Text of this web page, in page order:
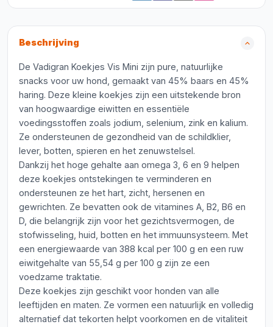
Beschrijving
De Vadigran Koekjes Vis Mini zijn pure, natuurlijke
snacks voor uw hond, gemaakt van 45% baars en 45%
haring. Deze kleine koekjes zijn een uitstekende bron
van hoogwaardige eiwitten en essentiële
voedingsstoffen zoals jodium, selenium, zink en kalium.
Ze ondersteunen de gezondheid van de schildklier,
lever, botten, spieren en het zenuwstelsel.
Dankzij het hoge gehalte aan omega 3, 6 en 9 helpen
deze koekjes ontstekingen te verminderen en
ondersteunen ze het hart, zicht, hersenen en
gewrichten. Ze bevatten ook de vitamines A, B2, B6 en
D, die belangrijk zijn voor het gezichtsvermogen, de
stofwisseling, huid, botten en het immuunsysteem. Met
een energiewaarde van 388 kcal per 100 g en een ruw
eiwitgehalte van 55,54 g per 100 g zijn ze een
voedzame traktatie.
Deze koekjes zijn geschikt voor honden van alle
leeftijden en maten. Ze vormen een natuurlijk en volledig
alternatief dat tekorten helpt voorkomen en de vitaliteit